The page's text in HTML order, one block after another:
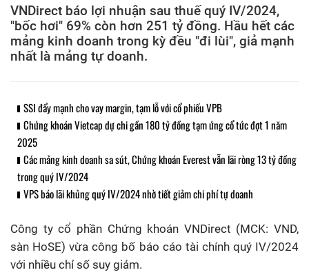
VNDirect báo lợi nhuận sau thuế quý IV/2024,
"bốc hơi" 69% còn hơn 251 tỷ đồng. Hầu hết các
mảng kinh doanh trong kỳ đều "đi lùi", giả mạnh
nhất là mảng tự doanh.
SSI đẩy mạnh cho vay margin, tạm lỗ với cổ phiếu VPB
Chứng khoán Vietcap dự chi gần 180 tỷ đồng tạm ứng cổ tức đợt 1 năm
2025
Các mảng kinh doanh sa sút, Chứng khoán Everest vẫn lãi ròng 13 tỷ đồng
trong quý IV/2024
VPS báo lãi khủng quý IV/2024 nhờ tiết giảm chi phí tự doanh
Công ty cổ phần Chứng khoán VNDirect (MCK: VND,
sàn HoSE) vừa công bố báo cáo tài chính quý IV/2024
với nhiều chỉ số suy giảm.